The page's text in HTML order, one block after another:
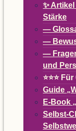
✨
Stärke
—
—
—
und
⭐⭐⭐ Für
Guide „
E-Book „
Selbst-